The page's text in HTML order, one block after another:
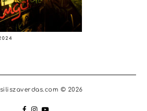
© 2026